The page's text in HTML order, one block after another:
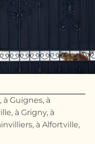
Guignes, à
à Grigny, à
à Alfortville,